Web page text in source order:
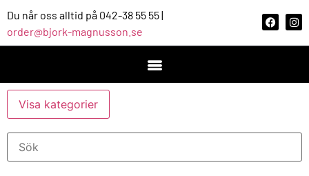
Du når oss alltid på 042-38 55 55 |
order@bjork-magnusson.se
Visa kategorier